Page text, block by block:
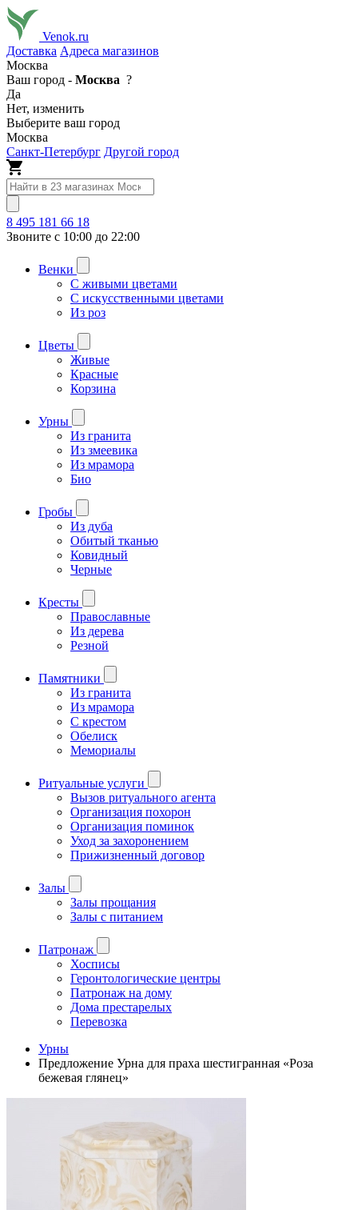
Venok.ru
Доставка Адреса магазинов
Москва
Ваш город - Москва ?
Да
Нет, изменить
Выберите ваш город
Москва
Санкт-Петербург Другой город
8 495 181 66 18
Звоните с 10:00 до 22:00
Венки
С живыми цветами
С искусственными цветами
Из роз
Цветы
Живые
Красные
Корзина
Урны
Из гранита
Из змеевика
Из мрамора
Био
Гробы
Из дуба
Обитый тканью
Ковидный
Черные
Кресты
Православные
Из дерева
Резной
Памятники
Из гранита
Из мрамора
С крестом
Обелиск
Мемориалы
Ритуальные услуги
Вызов ритуального агента
Организация похорон
Организация поминок
Уход за захоронением
Прижизненный договор
Залы
Залы прощания
Залы с питанием
Патронаж
Хосписы
Геронтологические центры
Патронаж на дому
Дома престарелых
Перевозка
Урны
Предложение Урна для праха шестигранная «Роза
бежевая глянец»